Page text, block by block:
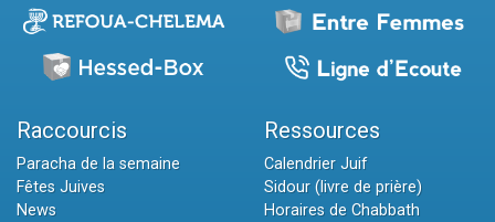
Raccourcis
Paracha de la semaine
Fêtes Juives
News
Ressources
Calendrier Juif
Sidour (livre de prière)
Horaires de Chabbath